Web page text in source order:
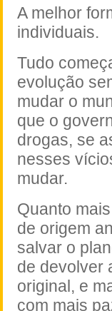
A melhor
individuais.
Tudo
evolução
mudar o
que o
drogas, se
nesses
mudar.
Quanto
de origem
salvar o
de devolver
original, e
com mais